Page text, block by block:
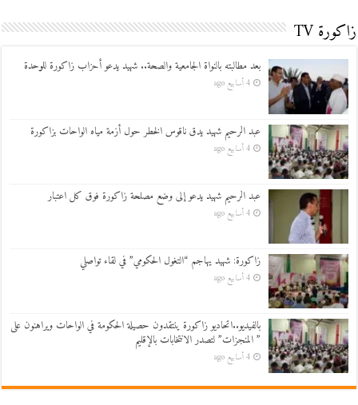
زاكورة TV
بعد مطالبته بالنواة الجامعية والصحة.. شهيد يدعو أحزاب زاكورة للوحدة
4 أسابيع ago
عبد الرحيم شهيد يدق ناقوس الخطر حول أزمة مياه الواحات بزاكورة
4 أسابيع ago
عبد الرحيم شهيد يدعو إلى وضع مصلحة زاكورة فوق كل اعتبار
4 أسابيع ago
زاكورة: شهيد يهاجم “التغول الحكومي” في لقاء تواصلي
4 أسابيع ago
بالفيديو..اتحاديو زاكورة ينتقدون حصيلة الحكومة في الواحات ويراهنون على
” المنجزات” لتصدر الانتخابات بالإقليم
4 أسابيع ago